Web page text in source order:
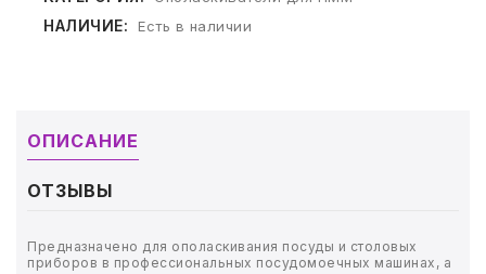
ДОМ И САД
ТЕХНИКА ДЛЯ ОФИСА
НАЛИЧИЕ: Есть в наличии
ОПИСАНИЕ
ОТЗЫВЫ
Предназначено для ополаскивания посуды и столовых
приборов в профессиональных посудомоечных машинах, а